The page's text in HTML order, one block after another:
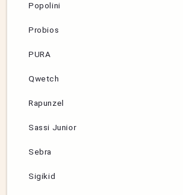
Popolini
Probios
PURA
Qwetch
Rapunzel
Sassi Junior
Sebra
Sigikid